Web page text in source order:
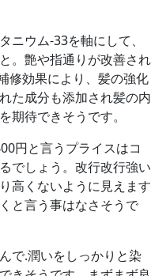
ニウム-33を軸にして、
。艶や指通りが改善され
修効果により、髪の強化
た成分も添加され髪の内
期待できそうです。
円と言うプライスはコ
でしょう。改行改行強い
高くないように見えます
と言う事はなさそうで
で.潤いをしっかりと染